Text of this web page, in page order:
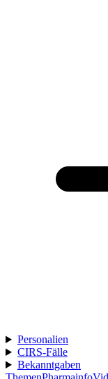
Personalien
CIRS-Fälle
Bekanntgaben